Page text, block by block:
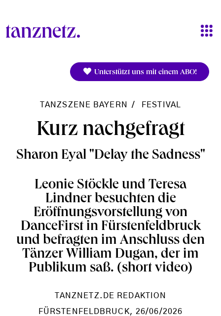
Unterstützt uns mit einem ABO!
TANZSZENE BAYERN FESTIVAL
Kurz nachgefragt
Sharon Eyal "Delay the Sadness"
Leonie Stöckle und Teresa
Lindner besuchten die
Eröffnungsvorstellung von
DanceFirst in Fürstenfeldbruck
und befragten im Anschluss den
Tänzer William Dugan, der im
Publikum saß. (short video)
TANZNETZ.DE REDAKTION
FÜRSTENFELDBRUCK, 26/06/2026